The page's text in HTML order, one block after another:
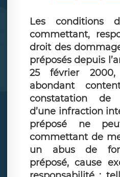
Les conditions
commettant,
droit des
préposés depuis
25 février
abondant
constatation de
d’une infraction
préposé ne
commettant de
un abus de
préposé, cause